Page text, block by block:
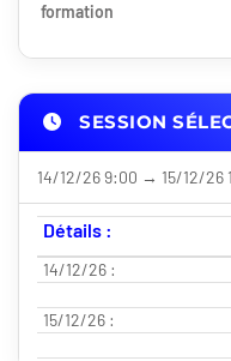
formation
SESSION
14/12/26 9:00 → 15/12/26
Détails :
14/12/26 :
15/12/26 :